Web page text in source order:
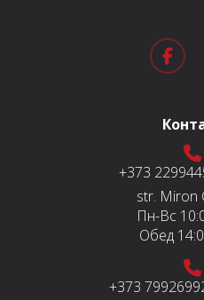
+373
str. Miron
Пн-Вс
Обед
+373